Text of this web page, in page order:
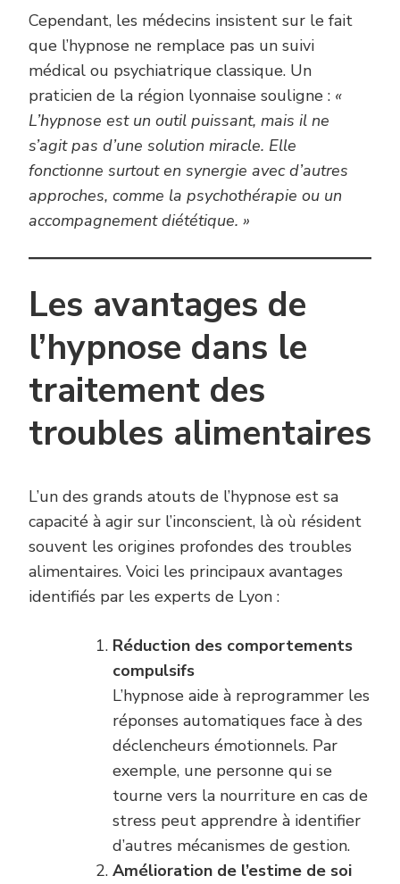
Cependant, les médecins insistent sur le fait
que l’hypnose ne remplace pas un suivi
médical ou psychiatrique classique. Un
praticien de la région lyonnaise souligne : «
L’hypnose est un outil puissant, mais il ne
s’agit pas d’une solution miracle. Elle
fonctionne surtout en synergie avec d’autres
approches, comme la psychothérapie ou un
accompagnement diététique. »
Les avantages de
l’hypnose dans le
traitement des
troubles alimentaires
L’un des grands atouts de l’hypnose est sa
capacité à agir sur l’inconscient, là où résident
souvent les origines profondes des troubles
alimentaires. Voici les principaux avantages
identifiés par les experts de Lyon :
Réduction des comportements
compulsifs
L’hypnose aide à reprogrammer les
réponses automatiques face à des
déclencheurs émotionnels. Par
exemple, une personne qui se
tourne vers la nourriture en cas de
stress peut apprendre à identifier
d’autres mécanismes de gestion.
Amélioration de l’estime de soi